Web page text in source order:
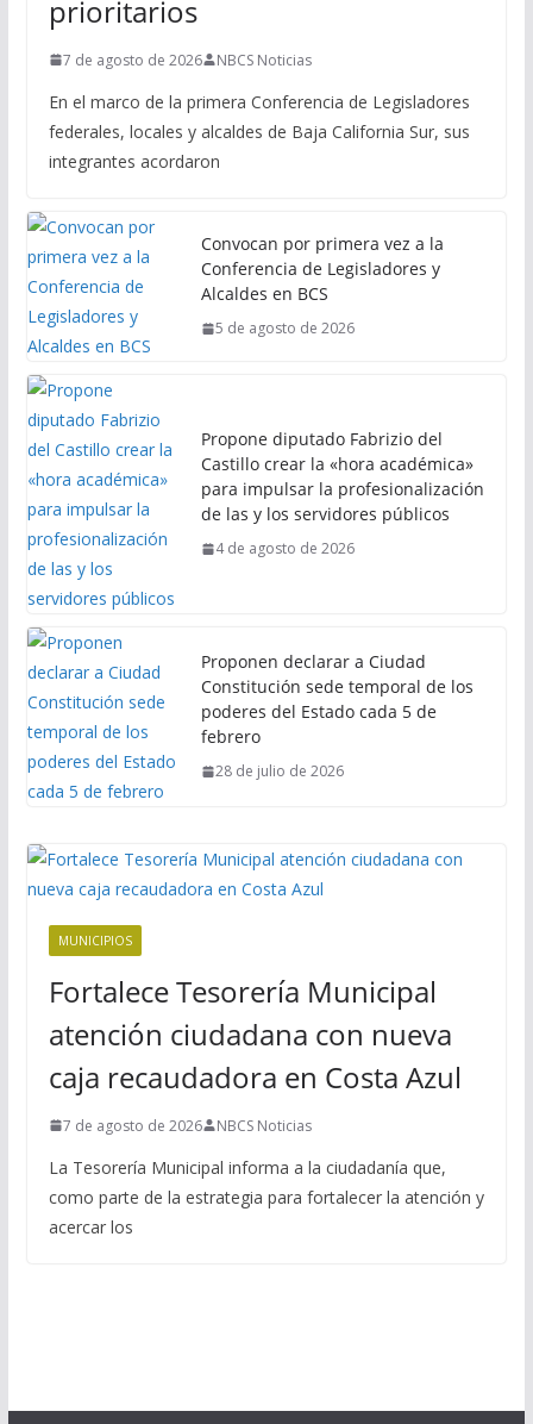
prioritarios
7 de agosto de 2026 NBCS Noticias
En el marco de la primera Conferencia de Legisladores
federales, locales y alcaldes de Baja California Sur, sus
integrantes acordaron
Convocan por primera vez a la
Conferencia de Legisladores y
Alcaldes en BCS
5 de agosto de 2026
Propone diputado Fabrizio del
Castillo crear la «hora académica»
para impulsar la profesionalización
de las y los servidores públicos
4 de agosto de 2026
Proponen declarar a Ciudad
Constitución sede temporal de los
poderes del Estado cada 5 de
febrero
28 de julio de 2026
MUNICIPIOS
Fortalece Tesorería Municipal
atención ciudadana con nueva
caja recaudadora en Costa Azul
7 de agosto de 2026 NBCS Noticias
La Tesorería Municipal informa a la ciudadanía que,
como parte de la estrategia para fortalecer la atención y
acercar los